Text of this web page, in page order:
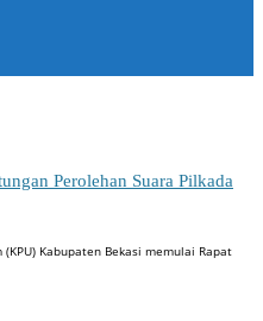
Perolehan Suara Pilkada
(KPU) Kabupaten Bekasi memulai Rapat